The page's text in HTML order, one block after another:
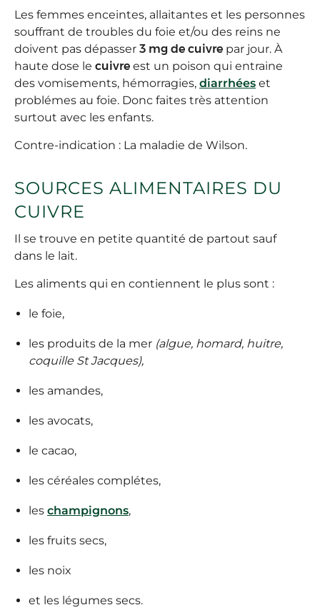
Les femmes enceintes, allaitantes et les personnes
souffrant de troubles du foie et/ou des reins ne
doivent pas dépasser 3 mg de cuivre par jour. À
haute dose le cuivre est un poison qui entraine
des vomisements, hémorragies, diarrhées et
problémes au foie. Donc faites très attention
surtout avec les enfants.
Contre-indication : La maladie de Wilson.
SOURCES ALIMENTAIRES DU
CUIVRE
Il se trouve en petite quantité de partout sauf
dans le lait.
Les aliments qui en contiennent le plus sont :
le foie,
les produits de la mer (algue, homard, huitre,
coquille St Jacques),
les amandes,
les avocats,
le cacao,
les céréales complétes,
les champignons,
les fruits secs,
les noix
et les légumes secs.